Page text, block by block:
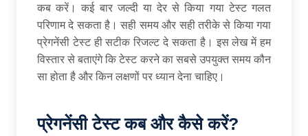
कब करें । कई बार जल्दी या देर से किया गया टेस्ट गलत
परिणाम दे सकता है। सही समय और सही तरीके से किया गया
प्रेगनेंसी टेस्ट ही सटीक रिजल्ट दे सकता है। इस लेख में हम
विस्तार से बताएंगे कि टेस्ट करने का सबसे उपयुक्त समय कौन
सा होता है और किन लक्षणों पर ध्यान देना चाहिए।
प्रेगनेंसी टेस्ट कब और कैसे करें?